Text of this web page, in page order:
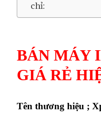
chỉ:
BÁN MÁY
GIÁ RẺ
Tên thương hiệu ;